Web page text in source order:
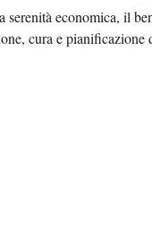
economica, il
cura e pianificazione